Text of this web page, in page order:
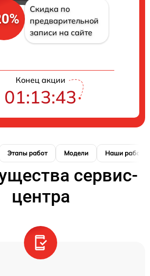
Скидка по
предварительной
записи на сайте
Конец акции
01:13:42
Этапы работ Модели Наши работы
сервис-
центра